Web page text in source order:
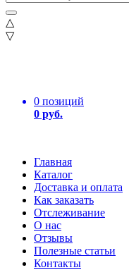
△
▽
0 позиций
0 руб.
Главная
Каталог
Доставка и оплата
Как заказать
Отслеживание
О нас
Отзывы
Полезные статьи
Контакты